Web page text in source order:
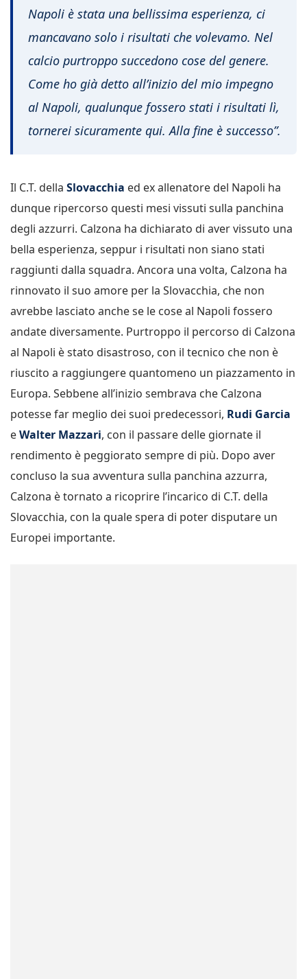
Napoli è stata una bellissima esperienza, ci
mancavano solo i risultati che volevamo. Nel
calcio purtroppo succedono cose del genere.
Come ho già detto all’inizio del mio impegno
al Napoli, qualunque fossero stati i risultati lì,
tornerei sicuramente qui. Alla fine è successo”.
Il C.T. della Slovacchia ed ex allenatore del Napoli ha
dunque ripercorso questi mesi vissuti sulla panchina
degli azzurri. Calzona ha dichiarato di aver vissuto una
bella esperienza, seppur i risultati non siano stati
raggiunti dalla squadra. Ancora una volta, Calzona ha
rinnovato il suo amore per la Slovacchia, che non
avrebbe lasciato anche se le cose al Napoli fossero
andate diversamente. Purtroppo il percorso di Calzona
al Napoli è stato disastroso, con il tecnico che non è
riuscito a raggiungere quantomeno un piazzamento in
Europa. Sebbene all’inizio sembrava che Calzona
potesse far meglio dei suoi predecessori, Rudi Garcia
eWalter Mazzari, con il passare delle giornate il
rendimento è peggiorato sempre di più. Dopo aver
concluso la sua avventura sulla panchina azzurra,
Calzona è tornato a ricoprire l’incarico di C.T. della
Slovacchia, con la quale spera di poter disputare un
Europei importante.